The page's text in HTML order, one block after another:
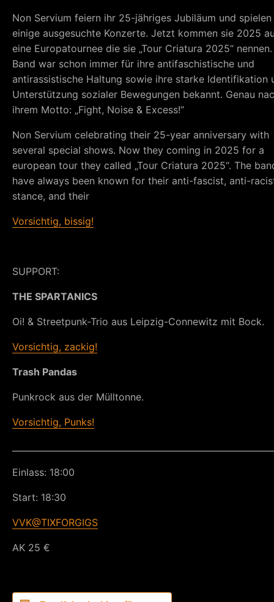
Non Servium feiern ihr 25-jähriges Jubiläum und
einige ausgesuchte Konzerte. Jetzt kommen sie 2025
eine Europatournee die sie „Tour Criatura 2025“
Band war schon immer für ihre antifaschistische und
antirassistische Haltung sowie ihre starke Identifikation
Unterstützung sozialer Bewegungen bekannt. Genau
ihrem Motto: „Fight, Noise & Excess!“
Non Servium celebrating their 25-year anniversary with
several special shows. Now they coming in 2025 for a
european tour they called „Tour Criatura 2025“. The
have always been known for their anti-fascist, anti-
stance, and their
Vorsichtig, bissig!
SUPPORT:
THE SPARTANICS
Oi! & Streetpunk-Trio aus Leipzig-Connewitz mit Bock.
Vorsichtig, zackig!
Trash Pandas
Punkrock aus der Mülltonne.
Vorsichtig, Punks!
Einlass: 18:00
Start: 18:30
VVK@TIXFORGIGS
AK 25 €